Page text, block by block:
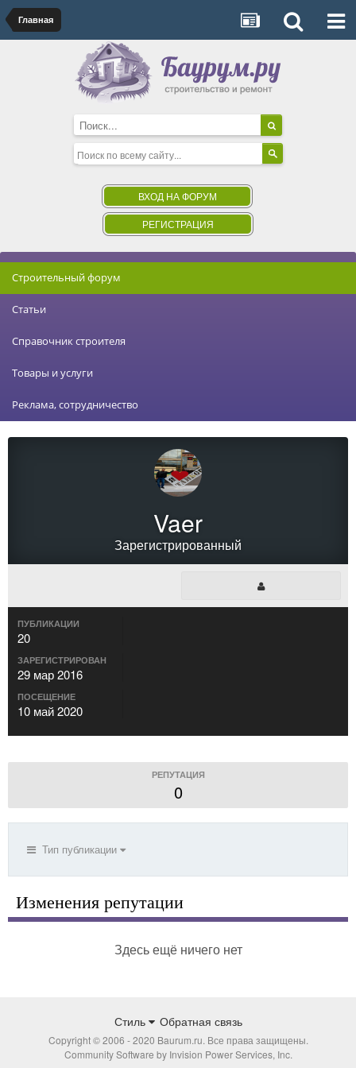
Главная
ВХОД НА ФОРУМ
РЕГИСТРАЦИЯ
Строительный форум
Статьи
Справочник строителя
Товары и услуги
Реклама, сотрудничество
Vaer
Зарегистрированный
ПУБЛИКАЦИИ
20
ЗАРЕГИСТРИРОВАН
29 мар 2016
ПОСЕЩЕНИЕ
10 май 2020
РЕПУТАЦИЯ
0
Тип публикации
Изменения репутации
Здесь ещё ничего нет
Стиль Обратная связь
Copyright © 2006 - 2020 Baurum.ru. Все права защищены.
Community Software by Invision Power Services, Inc.